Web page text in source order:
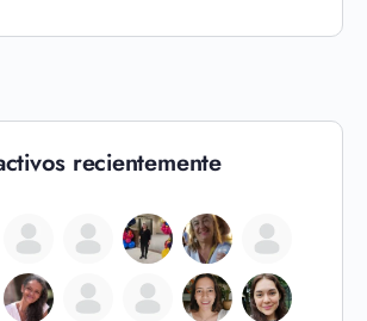
recientemente